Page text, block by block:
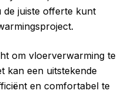
de juiste offerte kunt
om vloerverwarming te
kan een uitstekende
en comfortabel te